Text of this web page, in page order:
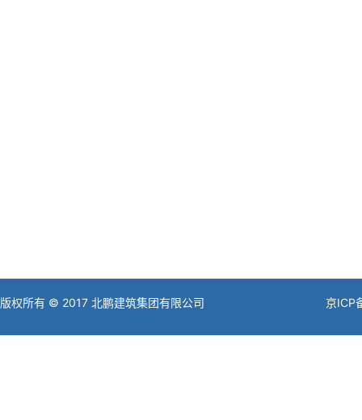
版权所有 © 2017 北鹏建筑集团有限公司 京ICP